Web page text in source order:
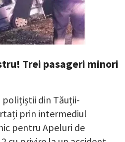
Trei pasageri minori
polițiștii din Tăuții-
prin intermediul
pentru Apeluri de